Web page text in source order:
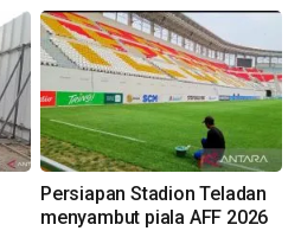
Persiapan Stadion Teladan
menyambut piala AFF 2026